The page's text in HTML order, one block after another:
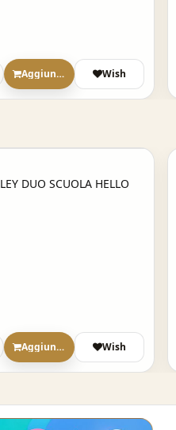
Aggiungi Wish
DUO SCUOLA HELLO
Aggiungi Wish